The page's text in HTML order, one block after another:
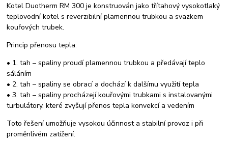
Kotel Duotherm RM 300 je konstruován jako třítahový vysokotlaký
teplovodní kotel s reverzibilní plamennou trubkou a svazkem
kouřových trubek.
Princip přenosu tepla:
• 1. tah – spaliny proudí plamennou trubkou a předávají teplo
sáláním
• 2. tah – spaliny se obrací a dochází k dalšímu využití tepla
• 3. tah – spaliny procházejí kouřovými trubkami s instalovanými
turbulátory, které zvyšují přenos tepla konvekcí a vedením
Toto řešení umožňuje vysokou účinnost a stabilní provoz i při
proměnlivém zatížení.